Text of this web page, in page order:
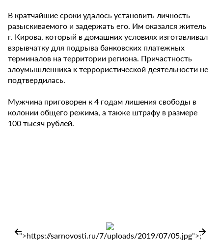
В кратчайшие сроки удалось установить личность
разыскиваемого и задержать его. Им оказался житель
г. Кирова, который в домашних условиях изготавливал
взрывчатку для подрыва банковских платежных
терминалов на территории региона. Причастность
злоумышленника к террористической деятельности не
подтвердилась.
Мужчина приговорен к 4 годам лишения свободы в
колонии общего режима, а также штрафу в размере
100 тысяч рублей.
">https://sarnovosti.ru/7/uploads/2019/07/05.jpg">;